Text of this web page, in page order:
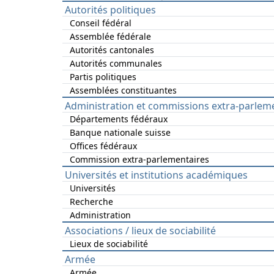
Autorités politiques
Conseil fédéral
Assemblée fédérale
Autorités cantonales
Autorités communales
Partis politiques
Assemblées constituantes
Administration et commissions extra-
Départements fédéraux
Banque nationale suisse
Offices fédéraux
Commission extra-parlementaires
Universités et institutions académiques
Universités
Recherche
Administration
Associations / lieux de sociabilité
Lieux de sociabilité
Armée